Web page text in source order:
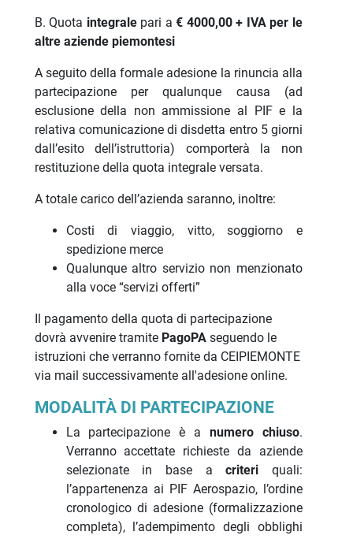
B. Quota integrale pari a € 4000,00 + IVA per le
altre aziende piemontesi
A seguito della formale adesione la rinuncia alla
partecipazione per qualunque causa (ad
esclusione della non ammissione al PIF e la
relativa comunicazione di disdetta entro 5 giorni
dall’esito dell’istruttoria) comporterà la non
restituzione della quota integrale versata.
A totale carico dell’azienda saranno, inoltre:
Costi di viaggio, vitto, soggiorno e
spedizione merce
Qualunque altro servizio non menzionato
alla voce “servizi offerti”
Il pagamento della quota di partecipazione
dovrà avvenire tramitePagoPAseguendo le
istruzioni che verranno fornite da CEIPIEMONTE
via mail successivamente all'adesione online.
MODALITÀ DI PARTECIPAZIONE
La partecipazione è a numero chiuso.
Verranno accettate richieste da aziende
selezionate in base acriteri quali:
l’appartenenza ai PIF Aerospazio, l’ordine
cronologico di adesione (formalizzazione
completa), l’adempimento degli obblighi